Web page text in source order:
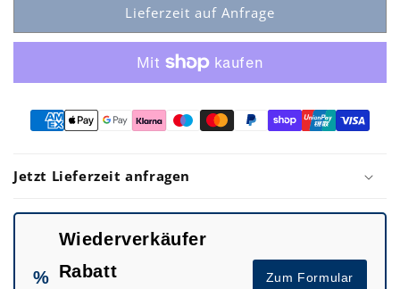
für
4CC350-
DALI
Dimmer
/
/
12V-
Menge
für
DALCNET
DLX1224-
4CC350-
DALI
Dimmer
/
/
12V-
Lieferzeit auf Anfrage
Jetzt Lieferzeit anfragen
%
Wiederverkäufer
Rabatt
Zum Formular